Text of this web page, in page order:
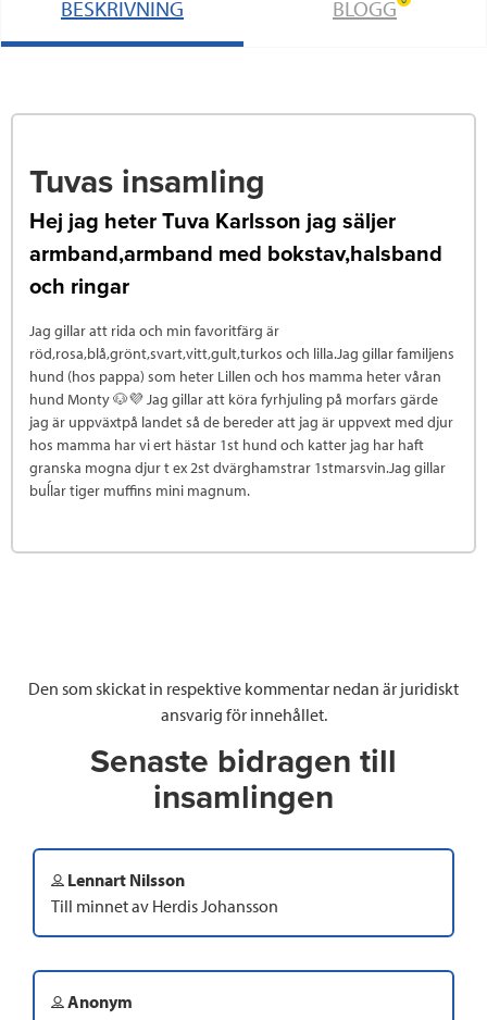
BESKRIVNING BLOGG
Tuvas insamling
Hej jag heter Tuva Karlsson jag säljer
armband,armband med bokstav,halsband
och ringar
Jag gillar att rida och min favoritfärg är
röd,rosa,blå,grönt,svart,vitt,gult,turkos och lilla.Jag gillar familjens
hund (hos pappa) som heter Lillen och hos mamma heter våran
hund Monty 🐶💜 Jag gillar att köra fyrhjuling på morfars gärde
jag är uppväxtpå landet så de bereder att jag är uppvext med djur
hos mamma har vi ert hästar 1st hund och katter jag har haft
granska mogna djur t ex 2st dvärghamstrar 1stmarsvin.Jag gillar
buĺlar tiger muffins mini magnum.
Den som skickat in respektive kommentar nedan är juridiskt
ansvarig för innehållet.
Senaste bidragen till
insamlingen
Lennart Nilsson
Till minnet av Herdis Johansson
Anonym